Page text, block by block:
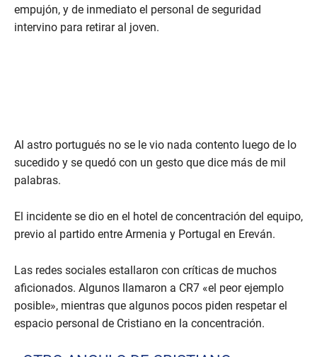
empujón, y de inmediato el personal de seguridad
intervino para retirar al joven.
Al astro portugués no se le vio nada contento luego de lo
sucedido y se quedó con un gesto que dice más de mil
palabras.
El incidente se dio en el hotel de concentración del equipo,
previo al partido entre Armenia y Portugal en Ereván.
Las redes sociales estallaron con críticas de muchos
aficionados. Algunos llamaron a CR7 «el peor ejemplo
posible», mientras que algunos pocos piden respetar el
espacio personal de Cristiano en la concentración.